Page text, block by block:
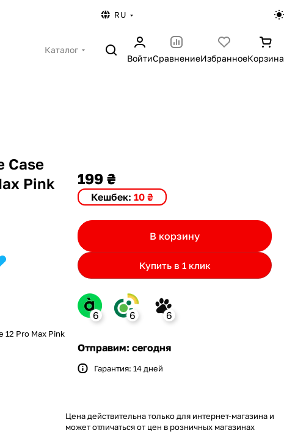
RU
Каталог
ВойтиСравнениеИзбранноеКорзина
Case
Pink
12 Pro Max Pink
199 ₴
Кешбек: 10 ₴
В корзину
Купить в 1 клик
6
откройте карту и создайте
6
на Покупку по частям.
первой части платежа и Первого
6
лимит на покупку частями.
сумму нужно внести Первым взносом
Отправим: сегодня
Гарантия: 14 дней
Цена действительна только для интернет-магазина и
может отличаться от цен в розничных магазинах